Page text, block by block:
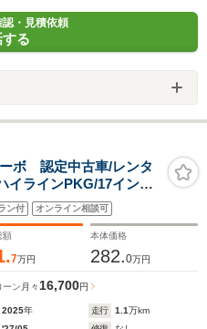
・見積依頼
る
ボ 認定中古車/レンタ
イラインPKG/17インチ
イ
ン付 オンライン相談可
額
7万円
本体価格
282.0万円
ーン 月々16,700円
2025年 走行 1.1万km